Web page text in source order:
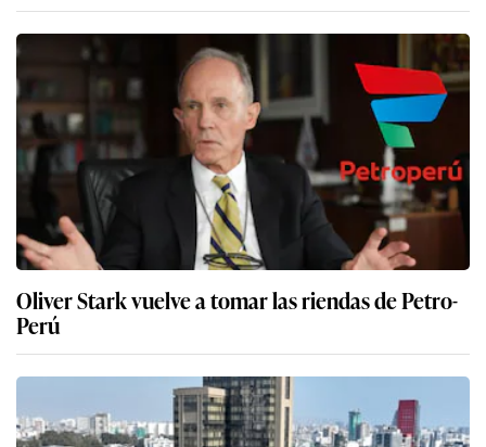
Oliver Stark vuelve a tomar las riendas de Petro-
Perú